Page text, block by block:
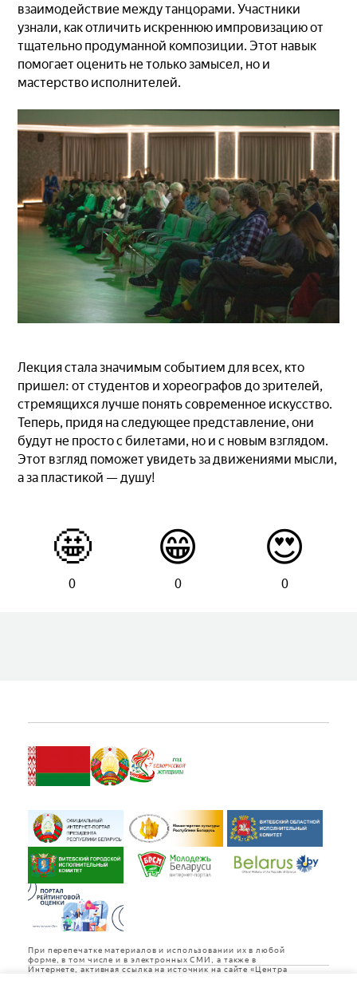
взаимодействие между танцорами. Участники
узнали, как отличить искреннюю импровизацию от
тщательно продуманной композиции. Этот навык
помогает оценить не только замысел, но и
мастерство исполнителей.
Лекция стала значимым событием для всех, кто
пришел: от студентов и хореографов до зрителей,
стремящихся лучше понять современное искусство.
Теперь, придя на следующее представление, они
будут не просто с билетами, но и с новым взглядом.
Этот взгляд поможет увидеть за движениями мысли,
а за пластикой — душу!
🤩
0
😁
0
😍
0
При перепечатке материалов и использовании их в любой
форме, в том числе и в электронных СМИ, а также в
Интернете, активная ссылка на источник на сайте «Центра